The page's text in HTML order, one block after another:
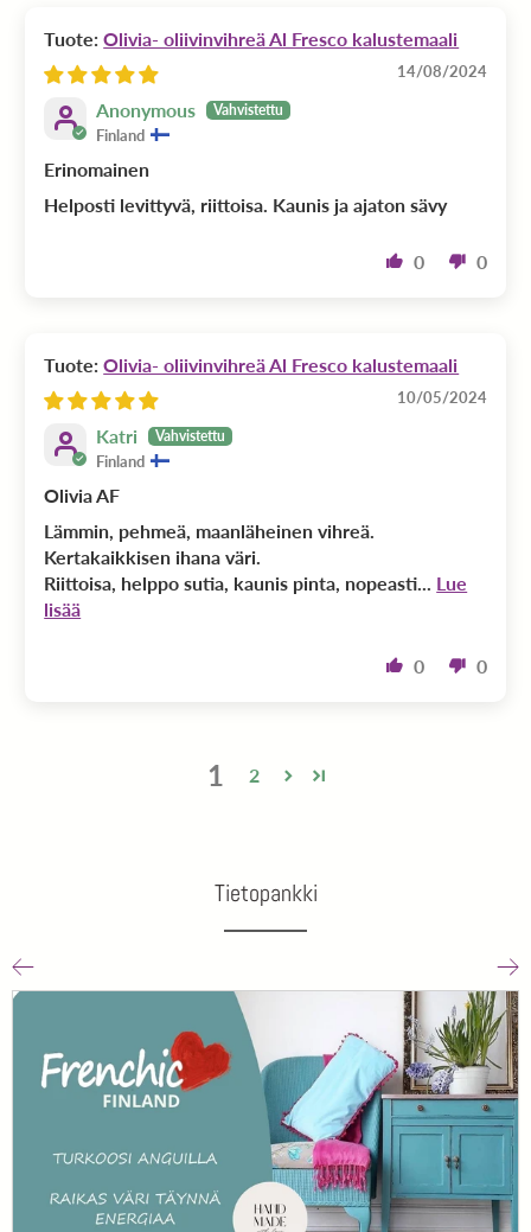
Olivia- oliivinvihreä Al Fresco kalustemaali
14/08/2024
Anonymous
Finland
Erinomainen
Helposti levittyvä, riittoisa. Kaunis ja ajaton sävy
0 0
Olivia- oliivinvihreä Al Fresco kalustemaali
10/05/2024
Katri
Finland
Olivia AF
Lämmin, pehmeä, maanläheinen vihreä.
Kertakaikkisen ihana väri.
Riittoisa, helppo sutia, kaunis pinta, nopeasti... Lue
lisää
0 0
1 2
Tietopankki